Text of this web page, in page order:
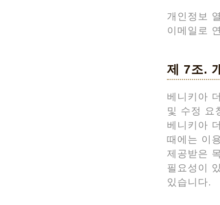
개인정보
이메일로
제 7조.
베니키아
및 수정 요
베니키아
때에는 이
제공받은
필요성이
있습니다.